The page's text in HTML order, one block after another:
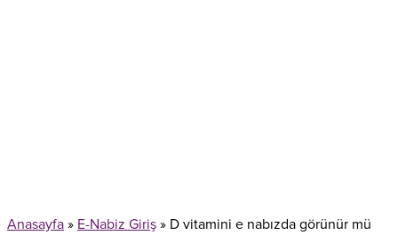
Anasayfa » E-Nabiz Giriş » D vitamini e nabızda görünür mü